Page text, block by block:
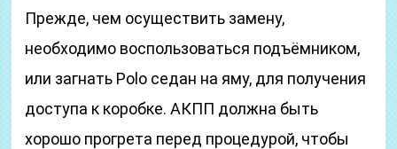
Прежде, чем осуществить замену,
необходимо воспользоваться подъёмником,
или загнать Polo седан на яму, для получения
доступа к коробке. АКПП должна быть
хорошо прогрета перед процедурой, чтобы